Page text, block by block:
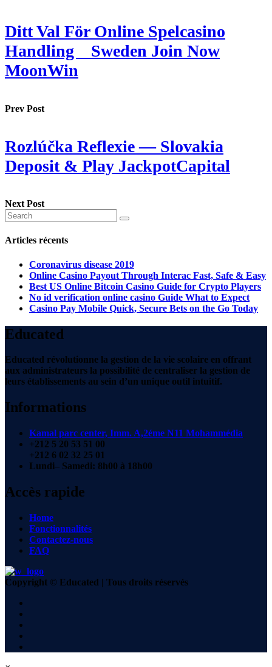
Ditt Val För Online Spelcasino
Handling _ Sweden Join Now
MoonWin
Prev Post
Rozlúčka Reflexie — Slovakia
Deposit & Play JackpotCapital
Next Post
Articles récents
Coronavirus disease 2019
Online Casino Payout Through Interac Fast, Safe & Easy
Best US Online Bitcoin Casino Guide for Crypto Players
No id verification online casino Guide What to Expect
Casino Pay Mobile Quick, Secure Bets on the Go Today
Educated
Educated révolutionne la gestion de la vie scolaire en offrant
aux administrateurs la possibilité de centraliser la gestion de
leurs établissements au sein d’un unique outil intuitif.
Informations
Kamal parc center, Imm. A,2éme N11 Mohammédia
+212 5 20 53 51 00
+212 6 02 32 25 01
Lundi– Samedi: 8h00 à 18h00
Accès rapide
Home
Fonctionnalités
Contactez-nous
FAQ
Copyright © Educated | Tous droits réservés